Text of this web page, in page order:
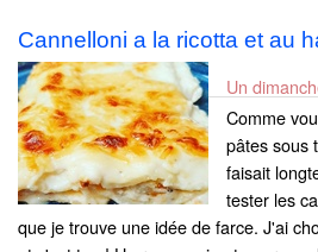
Cannelloni a la ricotta et au
Un
Comme
pâtes sous
faisait
tester les
que je trouve une idée de farce. J'ai